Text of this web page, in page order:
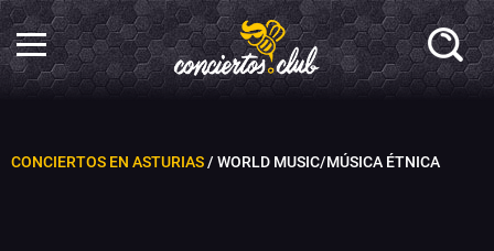
CONCIERTOS EN ASTURIAS/ WORLD MUSIC/MÚSICA ÉTNICA